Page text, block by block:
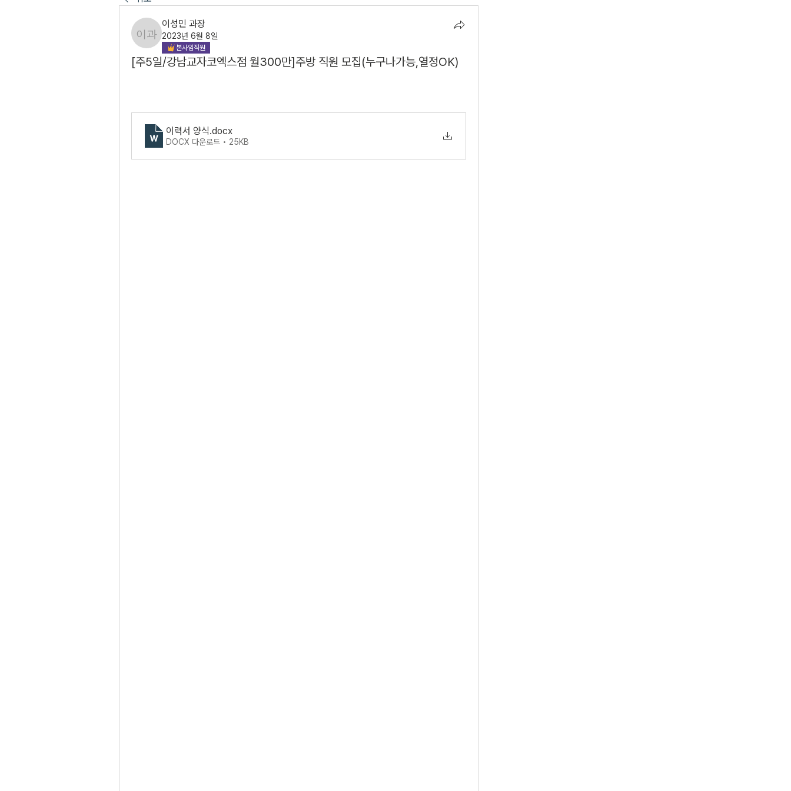
이성민 과장
이성민 과장
2023년 6월 8일
본사임직원
[주5일/강남교자코엑스점 월300만]주방 직원 모집(누구나가능,열정OK)
이력서 양식.docx
DOCX 다운로드 • 25KB